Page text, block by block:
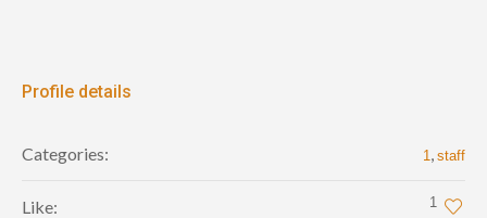
Profile details
Categories: 1, staff
Like: 1